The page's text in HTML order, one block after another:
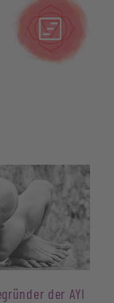
der AYI